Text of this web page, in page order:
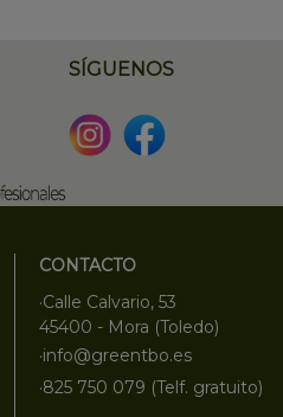
SÍGUENOS
CONTACTO
·Calle Calvario, 53
45400 - Mora (Toledo)
·info@greentbo.es
·825 750 079 (Telf. gratuito)